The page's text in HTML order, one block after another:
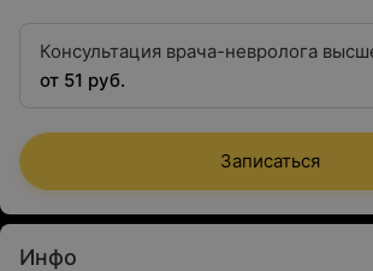
Консультация врача-невролога
квалификационной категории
от 51 руб.
Записаться
Инфо